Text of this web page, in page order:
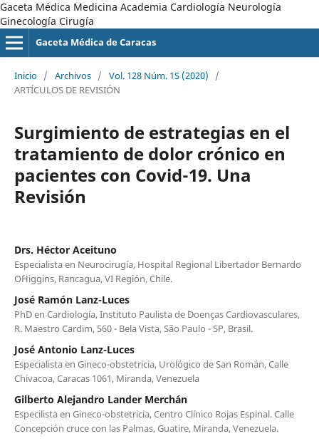
Gaceta Médica Medicina Academia Cardiología Neurología
Ginecología Cirugía
Gaceta Médica de Caracas
Inicio / Archivos / Vol. 128 Núm. 1S (2020)
/
ARTÍCULOS DE REVISIÓN
Surgimiento de estrategias en el
tratamiento de dolor crónico en
pacientes con Covid-19. Una
Revisión
Drs. Héctor Aceituno
Especialista en Neurocirugía, Hospital Regional Libertador Bernardo
O´Higgins, Rancagua, VI Región, Chile.
José Ramón Lanz-Luces
PhD en Cardiología, Instituto Paulista de Doenças Cardiovasculares,
R. Maestro Cardim, 560 - Bela Vista, São Paulo - SP, Brasil.
José Antonio Lanz-Luces
Especialista en Gineco-obstetricia, Urológico de San Román, Calle
Chivacoa, Caracas 1061, Miranda, Venezuela
Gilberto Alejandro Lander Merchán
Especilista en Gineco-obstetricia, Centro Clínico Rojas Espinal. Calle
Concepción cruce con las Palmas, Guatire, Miranda, Venezuela.